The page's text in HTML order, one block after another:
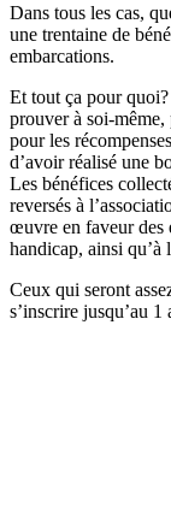
Dans tous les cas,
une trentaine de
embarcations.
Et tout ça pour quoi?
prouver à soi-même,
pour les
d’avoir réalisé une
Les bénéfices
reversés à
œuvre en faveur des
handicap, ainsi
Ceux qui seront
s’inscrire jusqu’au 1